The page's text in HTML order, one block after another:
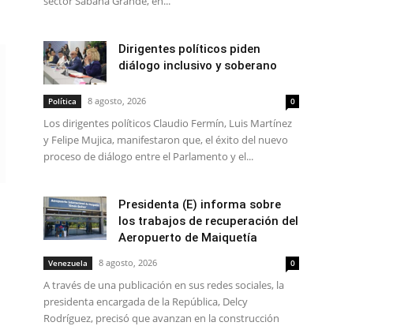
Dirigentes políticos piden
diálogo inclusivo y soberano
Política 8 agosto, 2026 0
Los dirigentes políticos Claudio Fermín, Luis Martínez
y Felipe Mujica, manifestaron que, el éxito del nuevo
proceso de diálogo entre el Parlamento y el...
Presidenta (E) informa sobre
los trabajos de recuperación del
Aeropuerto de Maiquetía
Venezuela 8 agosto, 2026 0
A través de una publicación en sus redes sociales, la
presidenta encargada de la República, Delcy
Rodríguez, precisó que avanzan en la construcción